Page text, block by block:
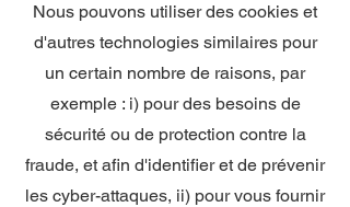
Nous pouvons utiliser des cookies et
d'autres technologies similaires pour
un certain nombre de raisons, par
exemple : i) pour des besoins de
sécurité ou de protection contre la
fraude, et afin d'identifier et de prévenir
les cyber-attaques, ii) pour vous fournir